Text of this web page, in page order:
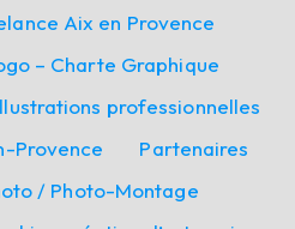
Aix en Provence
– Charte Graphique
professionnelles
Provence
Partenaires
/ Photo-Montage